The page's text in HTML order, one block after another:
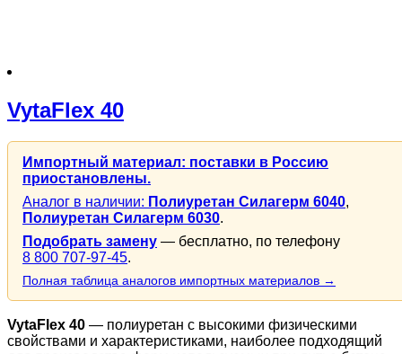
VytaFlex 40
Импортный материал: поставки в Россию
приостановлены.
Аналог в наличии: Полиуретан Силагерм 6040,
Полиуретан Силагерм 6030.
Подобрать замену — бесплатно, по телефону
8 800 707-97-45.
Полная таблица аналогов импортных материалов →
VytaFlex 40 — полиуретан с высокими физическими
свойствами и характеристиками, наиболее подходящий